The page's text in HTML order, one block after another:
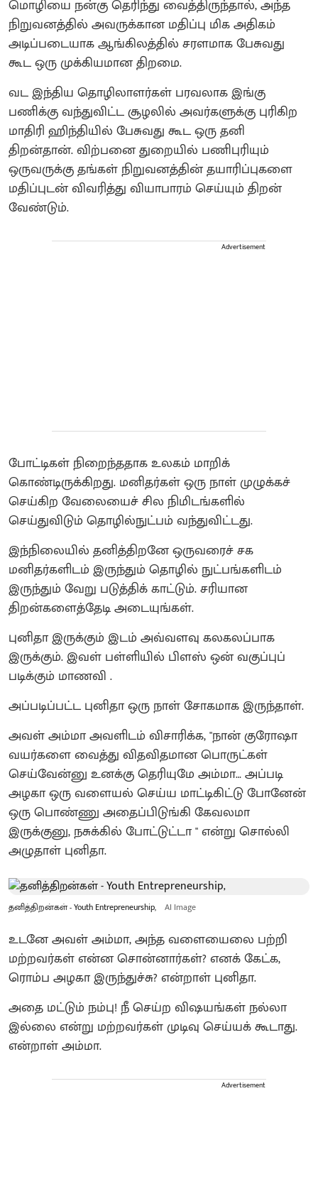
மொழியை நன்கு தெரிந்து வைத்திருந்தால், அந்த
நிறுவனத்தில் அவருக்கான மதிப்பு மிக அதிகம்
அடிப்படையாக ஆங்கிலத்தில் சரளமாக பேசுவது
கூட ஒரு முக்கியமான திறமை.
வட இந்திய தொழிலாளர்கள் பரவலாக இங்கு
பணிக்கு வந்துவிட்ட சூழலில் அவர்களுக்கு புரிகிற
மாதிரி ஹிந்தியில் பேசுவது கூட ஒரு தனி
திறன்தான். விற்பனை துறையில் பணிபுரியும்
ஒருவருக்கு தங்கள் நிறுவனத்தின் தயாரிப்புகளை
மதிப்புடன் விவரித்து வியாபாரம் செய்யும் திறன்
வேண்டும்.
Advertisement
போட்டிகள் நிறைந்ததாக உலகம் மாறிக்
கொண்டிருக்கிறது. மனிதர்கள் ஒரு நாள் முழுக்கச்
செய்கிற வேலையைச் சில நிமிடங்களில்
செய்துவிடும் தொழில்நுட்பம் வந்துவிட்டது.
இந்நிலையில் தனித்திறனே ஒருவரைச் சக
மனிதர்களிடம் இருந்தும் தொழில் நுட்பங்களிடம்
இருந்தும் வேறு படுத்திக் காட்டும். சரியான
திறன்களைத்தேடி அடையுங்கள்.
புனிதா இருக்கும் இடம் அவ்வளவு கலகலப்பாக
இருக்கும். இவள் பள்ளியில் பிளஸ் ஒன் வகுப்புப்
படிக்கும் மாணவி .
அப்படிப்பட்ட புனிதா ஒரு நாள் சோகமாக இருந்தாள்.
அவள் அம்மா அவளிடம் விசாரிக்க, "நான் குரோஷா
வயர்களை வைத்து விதவிதமான பொருட்கள்
செய்வேன்னு உனக்கு தெரியுமே அம்மா… அப்படி
அழகா ஒரு வளையல் செய்ய மாட்டிகிட்டு போனேன்
ஒரு பொண்ணு அதைப்பிடுங்கி கேவலமா
இருக்குனு, நசுக்கில் போட்டுட்டா " என்று சொல்லி
அழுதாள் புனிதா.
தனித்திறன்கள் - Youth Entrepreneurship, AI Image
உடனே அவள் அம்மா, அந்த வளையைலை பற்றி
மற்றவர்கள் என்ன சொன்னார்கள்? எனக் கேட்க,
ரொம்ப அழகா இருந்துச்சு? என்றாள் புனிதா.
அதை மட்டும் நம்பு! நீ செய்ற விஷயங்கள் நல்லா
இல்லை என்று மற்றவர்கள் முடிவு செய்யக் கூடாது.
என்றாள் அம்மா.
Advertisement